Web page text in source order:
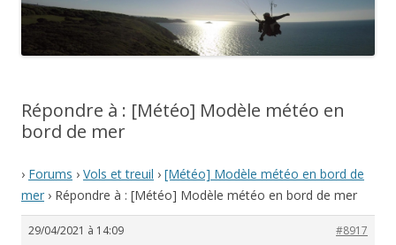
Répondre à : [Météo] Modèle météo en
bord de mer
› Forums › Vols et treuil › [Météo] Modèle météo en bord de
mer › Répondre à : [Météo] Modèle météo en bord de mer
29/04/2021 à 14:09
#8917